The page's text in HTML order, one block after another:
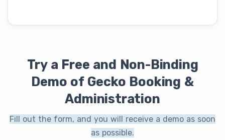
Try a Free and Non-Binding
Demo of Gecko Booking &
Administration
Fill out the form, and you will receive a demo as soon
as possible.